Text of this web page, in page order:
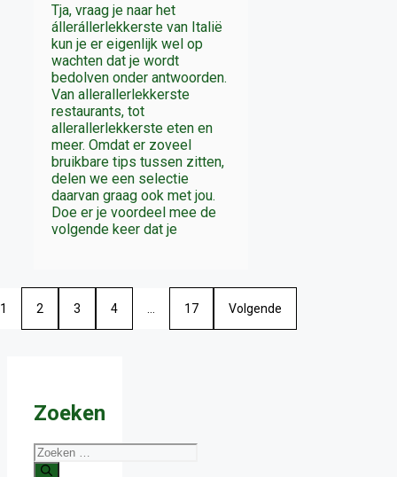
Tja, vraag je naar het
állerállerlekkerste van Italië
kun je er eigenlijk wel op
wachten dat je wordt
bedolven onder antwoorden.
Van allerallerlekkerste
restaurants, tot
allerallerlekkerste eten en
meer. Omdat er zoveel
bruikbare tips tussen zitten,
delen we een selectie
daarvan graag ook met jou.
Doe er je voordeel mee de
volgende keer dat je
1 2 3 4 17 Volgende
Zoeken
Zoek
naar: